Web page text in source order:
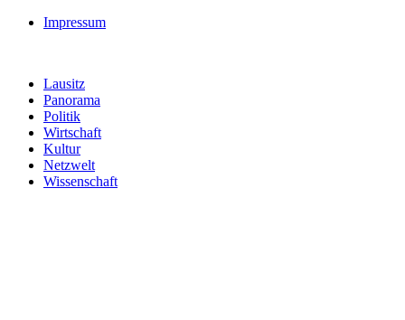
Impressum
Lausitz
Panorama
Politik
Wirtschaft
Kultur
Netzwelt
Wissenschaft